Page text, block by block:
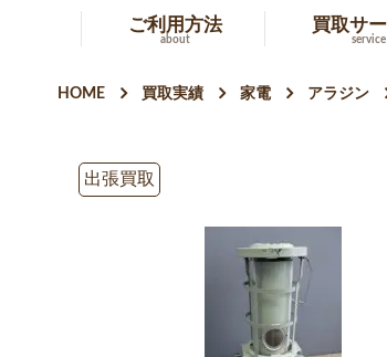
ご利用方法
about
買取サ
service
HOME 買取実績 家電 アラジン
出張買取